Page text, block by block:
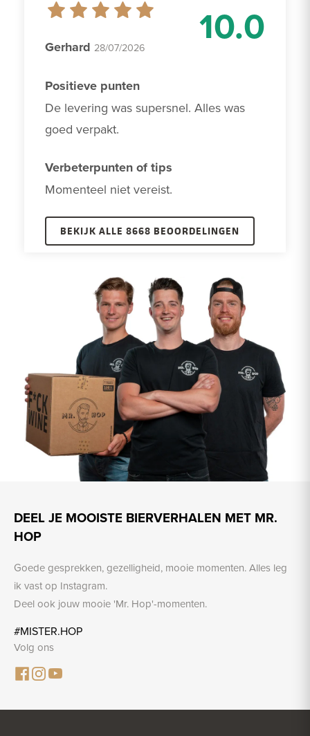
10.0
Gerhard 28/07/2026
Positieve punten
De levering was supersnel. Alles was
goed verpakt.
Verbeterpunten of tips
Momenteel niet vereist.
BEKIJK ALLE 8668 BEOORDELINGEN
DEEL JE MOOISTE BIERVERHALEN MET MR.
HOP
Goede gesprekken, gezelligheid, mooie momenten. Alles leg
ik vast op Instagram.
Deel ook jouw mooie 'Mr. Hop'-momenten.
#MISTER.HOP
Volg ons